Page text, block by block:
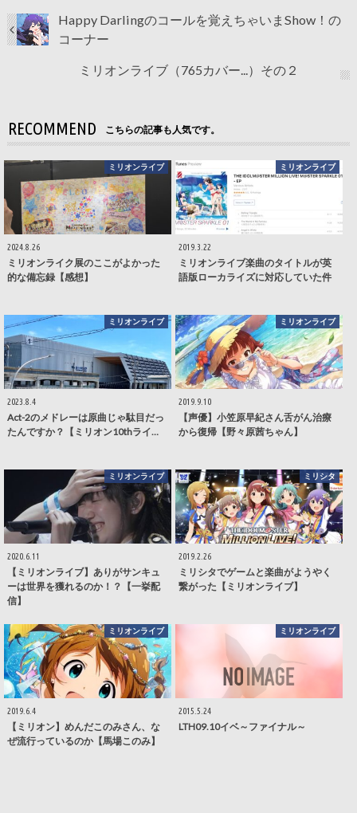
Happy Darlingのコールを覚えちゃいまShow！の
コーナー
ミリオンライブ（765カバー...）その２
RECOMMEND こちらの記事も人気です。
ミリオンライブ
2024.8.26
ミリオンライク展のここがよかった
的な備忘録【感想】
ミリオンライブ
2019.3.22
ミリオンライブ楽曲のタイトルが英
語版ローカライズに対応していた件
ミリオンライブ
2023.8.4
Act-2のメドレーは原曲じゃ駄目だっ
たんですか？【ミリオン10thライ…
ミリオンライブ
2019.9.10
【声優】小笠原早紀さん舌がん治療
から復帰【野々原茜ちゃん】
ミリオンライブ
2020.6.11
【ミリオンライブ】ありがサンキュ
ーは世界を獲れるのか！？【一挙配
信】
ミリシタ
2019.2.26
ミリシタでゲームと楽曲がようやく
繋がった【ミリオンライブ】
ミリオンライブ
2019.6.4
【ミリオン】めんだこのみさん、な
ぜ流行っているのか【馬場このみ】
ミリオンライブ
2015.5.24
LTH09.10イベ～ファイナル～